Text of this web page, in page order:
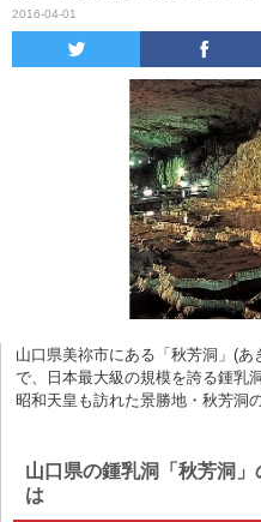
2016-04-01
山口県美祢市にある「秋芳洞」(
で、日本最大級の規模を誇る鍾乳洞
昭和天皇も訪れた景勝地・秋芳洞
山口県の鍾乳洞「秋芳洞
は